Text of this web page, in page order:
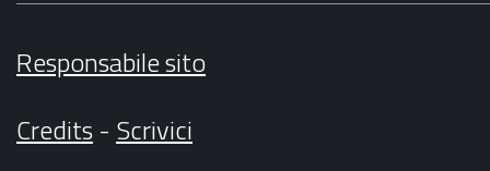
Responsabile sito
Credits- Scrivici